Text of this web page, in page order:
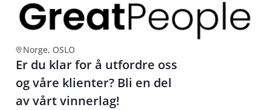
Norge, OSLO
Er du klar for å utfordre oss
og våre klienter? Bli en del
av vårt vinnerlag!